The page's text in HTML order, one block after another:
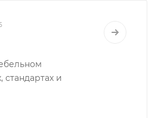
стандартах и